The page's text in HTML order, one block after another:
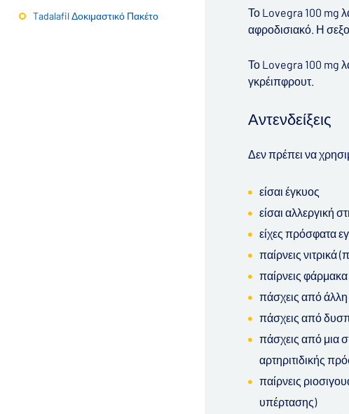
Tadalafil Δοκιμαστικό Πακέτο
Το Lovegra 100 mg
αφροδισιακό. Η
Το Lovegra 100 mg
γκρέιπφρουτ.
Αντενδείξεις
Δεν πρέπει να
είσαι έγκυος
είσαι αλλεργική
είχες πρόσφατα
παίρνεις
παίρνεις
πάσχεις από
πάσχεις από
πάσχεις από μια
αρτηριτιδικής
παίρνεις
υπέρτασης)